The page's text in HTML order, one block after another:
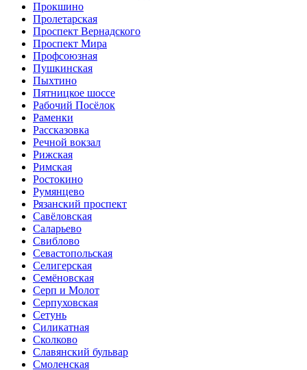
Прокшино
Пролетарская
Проспект Вернадского
Проспект Мира
Профсоюзная
Пушкинская
Пыхтино
Пятницкое шоссе
Рабочий Посёлок
Раменки
Рассказовка
Речной вокзал
Рижская
Римская
Ростокино
Румянцево
Рязанский проспект
Савёловская
Саларьево
Свиблово
Севастопольская
Селигерская
Семёновская
Серп и Молот
Серпуховская
Сетунь
Силикатная
Сколково
Славянский бульвар
Смоленская